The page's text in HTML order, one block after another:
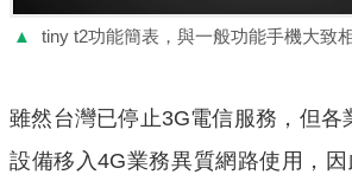
▲ tiny t2功能簡表，與一般功能手機大致相
雖然台灣已停止3G電信服務，但各
設備移入4G業務異質網路使用，